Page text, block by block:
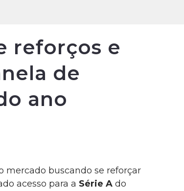
reforços e
de
ano
mercado buscando se reforçar
acesso para a Série A do